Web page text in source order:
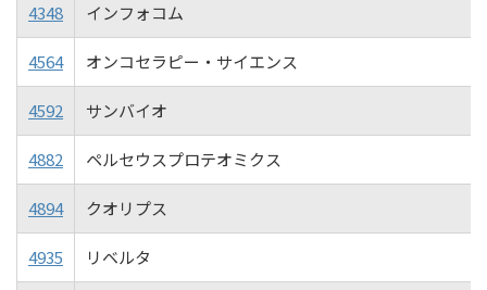
4348 インフォコム
4564 オンコセラピー・サイエンス
4592 サンバイオ
4882 ペルセウスプロテオミクス
4894 クオリプス
4935 リベルタ